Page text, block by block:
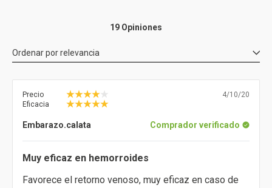
19 Opiniones
Ordenar porrelevancia
Precio
Eficacia
4/10/20
Embarazo.calata Comprador verificado
Muy eficaz en hemorroides
Favorece el retorno venoso, muy eficaz en caso de